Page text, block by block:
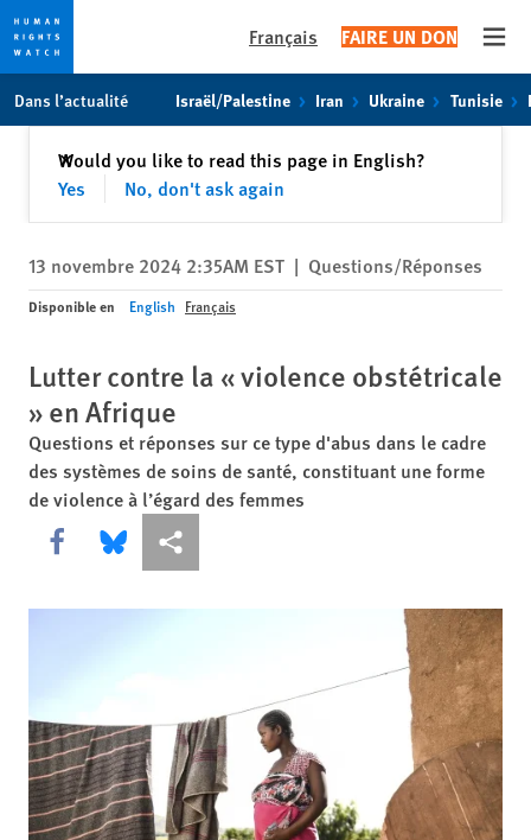
toto
content
Français FAIRE UN DON
Dans l’actualité Israël/Palestine Iran Ukraine Tunisie
Would you like to read this page in English?
Yes
No, don't ask again
✕Fermer
13 novembre 2024 2:35AM EST | Questions/Réponses
Disponible en English Français
Lutter contre la « violence obstétricale
» en Afrique
Questions et réponses sur ce type d'abus dans le cadre
des systèmes de soins de santé, constituant une forme
de violence à l’égard des femmes
Share this via Facebook
Share this via Bluesky
Share this via Partagez